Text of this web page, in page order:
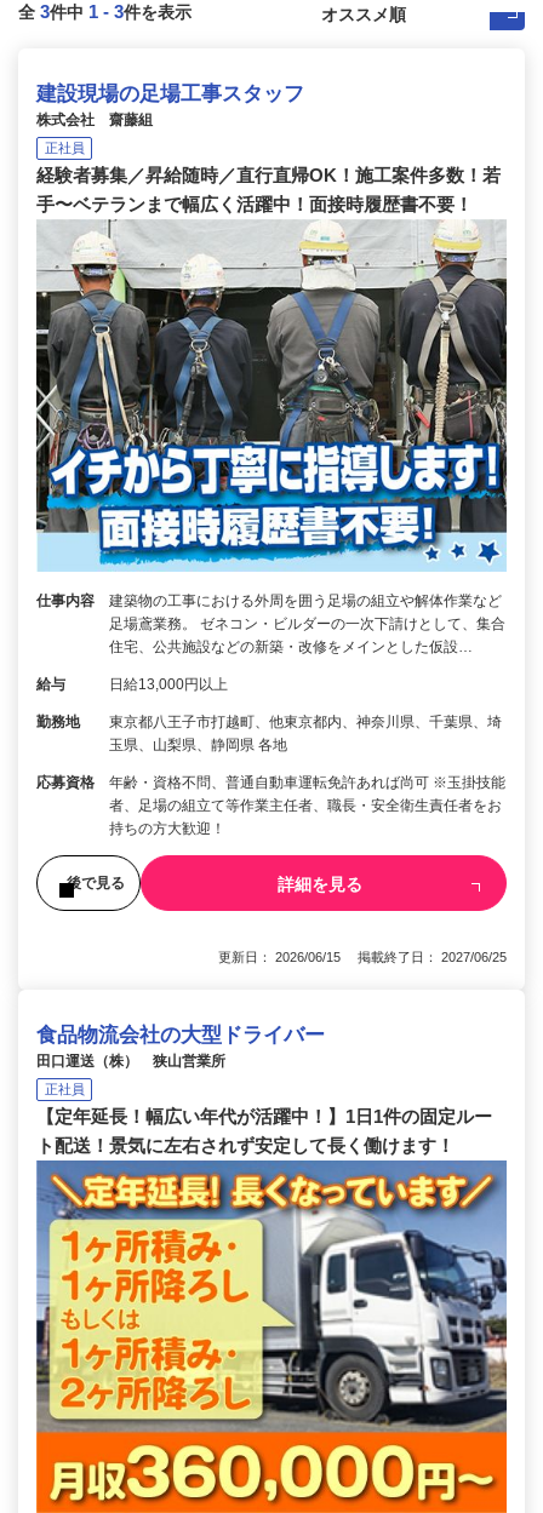
全 3件中 1 - 3件を表示
建設現場の足場工事スタッフ
株式会社 齋藤組
正社員
経験者募集／昇給随時／直行直帰OK！施工案件多数！若
手〜ベテランまで幅広く活躍中！面接時履歴書不要！
仕事内容
建築物の工事における外周を囲う足場の組立や解体作業など
足場鳶業務。 ゼネコン・ビルダーの一次下請けとして、集合
住宅、公共施設などの新築・改修をメインとした仮設…
給与 日給13,000円以上
勤務地
東京都八王子市打越町、他東京都内、神奈川県、千葉県、埼
玉県、山梨県、静岡県 各地
応募資格
年齢・資格不問、普通自動車運転免許あれば尚可 ※玉掛技能
者、足場の組立て等作業主任者、職長・安全衛生責任者をお
持ちの方大歓迎！
後で見る 詳細を見る
更新日： 2026/06/15 掲載終了日： 2027/06/25
食品物流会社の大型ドライバー
田口運送（株） 狭山営業所
正社員
【定年延長！幅広い年代が活躍中！】1日1件の固定ルー
ト配送！景気に左右されず安定して長く働けます！